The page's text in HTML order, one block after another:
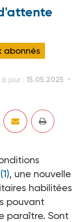
abonnés
à jour : 15.05.2025
(1), une nouvelle
habilitées
pouvant
paraître. Sont